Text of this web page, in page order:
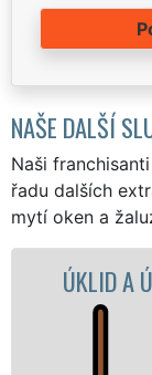
NAŠE DALŠÍ
Naši
řadu dalších
mytí oken a
SLUŽBY
Franchisová
UKLÍZENÍ
Dolní Rovni